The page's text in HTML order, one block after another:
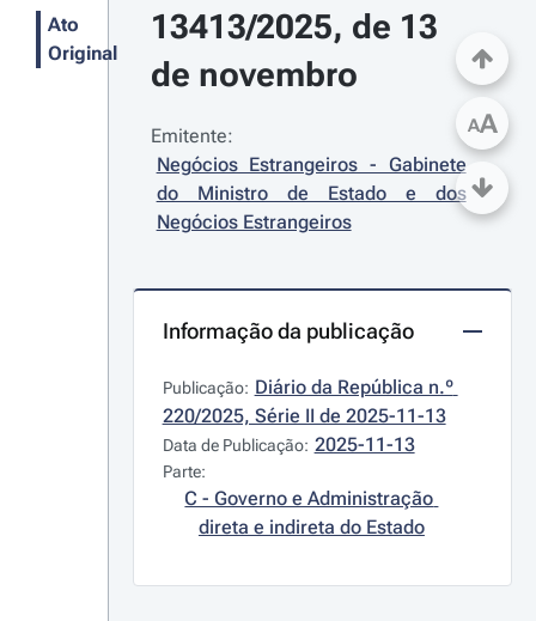
Ato
Original
13413/2025, de 13
de novembro
Emitente:
Negócios Estrangeiros - Gabinete
do Ministro de Estado e dos
Negócios Estrangeiros
Informação da publicação
Publicação: Diário da República n.º
220/2025, Série II de 2025-11-13
Data de Publicação: 2025-11-13
Parte:
C - Governo e Administração
direta e indireta do Estado
AA